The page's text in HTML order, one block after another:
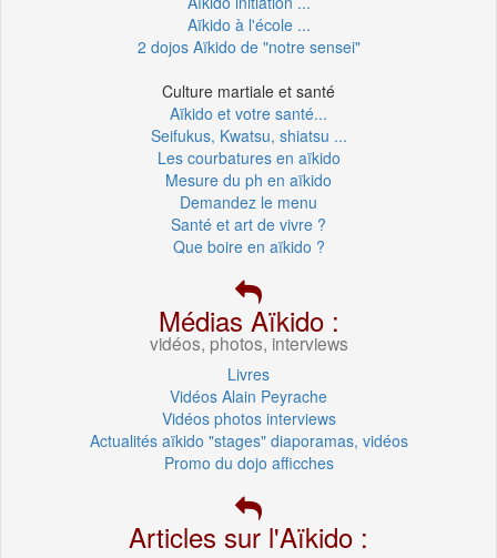
Aïkido à l'école ...
2 dojos Aïkido de "notre sensei"
Culture martiale et santé
Aïkido et votre santé...
Seifukus, Kwatsu, shiatsu ...
Les courbatures en aïkido
Mesure du ph en aïkido
Demandez le menu
Santé et art de vivre ?
Que boire en aïkido ?
Médias Aïkido :
vidéos, photos, interviews
Livres
Vidéos Alain Peyrache
Vidéos photos interviews
Actualités aïkido "stages" diaporamas, vidéos
Promo du dojo afficches
Articles sur l'Aïkido :